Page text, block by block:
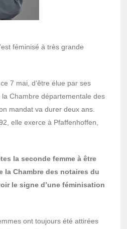
féminisé à très grande
7 mai, d’être élue par ses
Chambre départementale des
mandat va durer deux ans.
elle exerce à Pfaffenhoffen,
la seconde femme à être
la Chambre des notaires du
le signe d’une féminisation
ont toujours été attirées